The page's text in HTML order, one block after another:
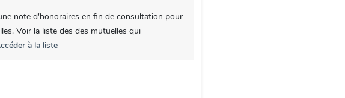
note d'honoraires en fin de consultation pour
Voir la liste des des mutuelles qui
à la liste